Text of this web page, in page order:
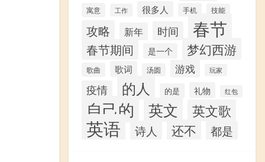
寓意 工作 很多人 手机 技能
攻略 新年 时间 春节
春节期间 是一个 梦幻西游
歌曲 歌词 汤圆 游戏 玩家
疫情 的人 的是 礼物 红包
自己的 英文 英文歌
英语 诗人 还不 都是